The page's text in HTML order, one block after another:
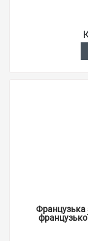
Французька